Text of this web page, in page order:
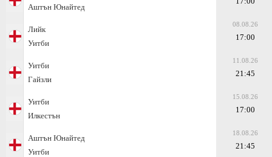
Аштън Юнайтед
Лийк
Уитби
08.08.26
17:00
Уитби
Гайзли
11.08.26
21:45
Уитби
Илкестън
15.08.26
17:00
Аштън Юнайтед
Уитби
18.08.26
21:45